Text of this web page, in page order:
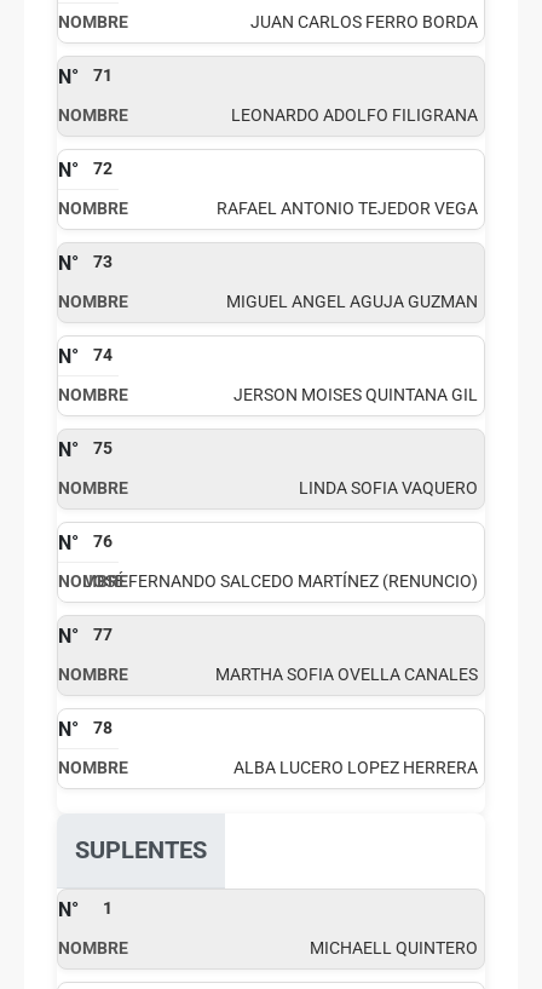
JUAN CARLOS FERRO BORDA
71
LEONARDO ADOLFO FILIGRANA
72
RAFAEL ANTONIO TEJEDOR VEGA
73
MIGUEL ANGEL AGUJA GUZMAN
74
JERSON MOISES QUINTANA GIL
75
LINDA SOFIA VAQUERO
76
JOSÉ FERNANDO SALCEDO MARTÍNEZ (RENUNCIO)
77
MARTHA SOFIA OVELLA CANALES
78
ALBA LUCERO LOPEZ HERRERA
SUPLENTES
1
MICHAELL QUINTERO